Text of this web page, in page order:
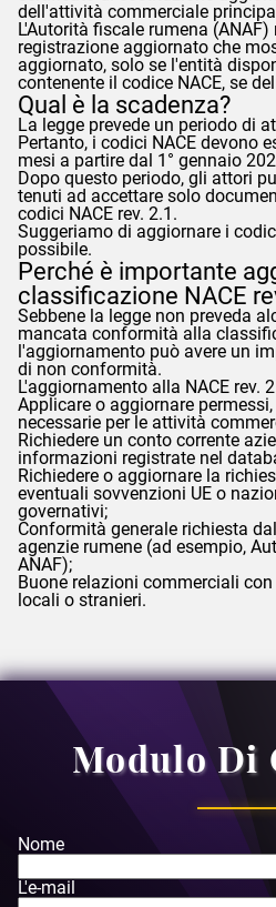
dell'attività commerciale
L'Autorità fiscale rumena (ANAF)
registrazione aggiornato che
aggiornato, solo se l'entità
contenente il codice NACE, se
Qual è la scadenza?
La legge prevede un periodo di
Pertanto, i codici NACE devono
mesi a partire dal 1° gennaio
Dopo questo periodo, gli attori
tenuti ad accettare solo
codici NACE rev. 2.1.
Suggeriamo di aggiornare i
possibile.
Perché è importante
classificazione NACE
Sebbene la legge non preveda
mancata conformità alla
l'aggiornamento può avere un
di non conformità.
L'aggiornamento alla NACE rev.
Applicare o aggiornare
necessarie per le attività
Richiedere un conto corrente
informazioni registrate nel
Richiedere o aggiornare la
eventuali sovvenzioni UE o
governativi;
Conformità generale richiesta
agenzie rumene (ad esempio,
ANAF);
Buone relazioni commerciali
locali o stranieri.
Modulo Di
Nome
L'e-mail